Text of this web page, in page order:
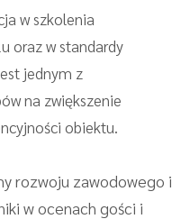
w szkolenia
oraz w standardy
jednym z
na zwiększenie
obiektu.
rozwoju zawodowego i
w ocenach gości i